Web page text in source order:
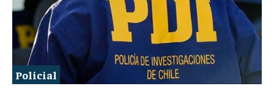
Policial